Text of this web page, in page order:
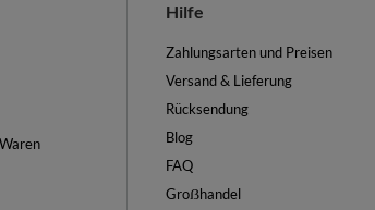
Hilfe
Zahlungsarten und Preisen
Versand & Lieferung
Rücksendung
Blog
FAQ
Groẞhandel